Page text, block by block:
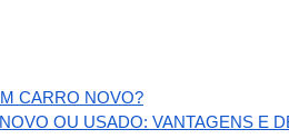
CARRO NOVO?
OU USADO: VANTAGENS E